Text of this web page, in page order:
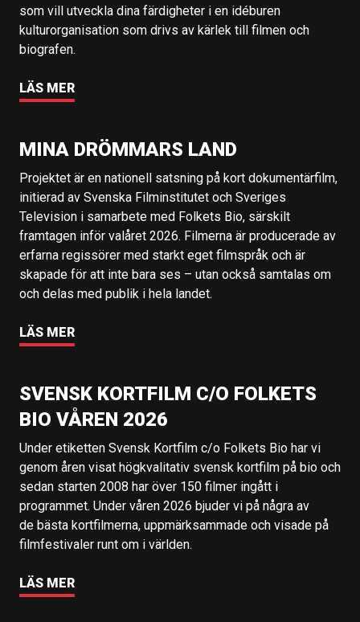
som vill utveckla dina färdigheter i en idéburen
kulturorganisation som drivs av kärlek till filmen och
biografen.
LÄS MER
MINA DRÖMMARS LAND
Projektet är en nationell satsning på kort dokumentärfilm,
initierad av Svenska Filminstitutet och Sveriges
Television i samarbete med Folkets Bio, särskilt
framtagen inför valåret 2026. Filmerna är producerade av
erfarna regissörer med starkt eget filmspråk och är
skapade för att inte bara ses – utan också samtalas om
och delas med publik i hela landet.
LÄS MER
SVENSK KORTFILM C/O FOLKETS
BIO VÅREN 2026
Under etiketten Svensk Kortfilm c/o Folkets Bio har vi
genom åren visat högkvalitativ svensk kortfilm på bio och
sedan starten 2008 har över 150 filmer ingått i
programmet. Under våren 2026 bjuder vi på några av
de bästa kortfilmerna, uppmärksammade och visade på
filmfestivaler runt om i världen.
LÄS MER